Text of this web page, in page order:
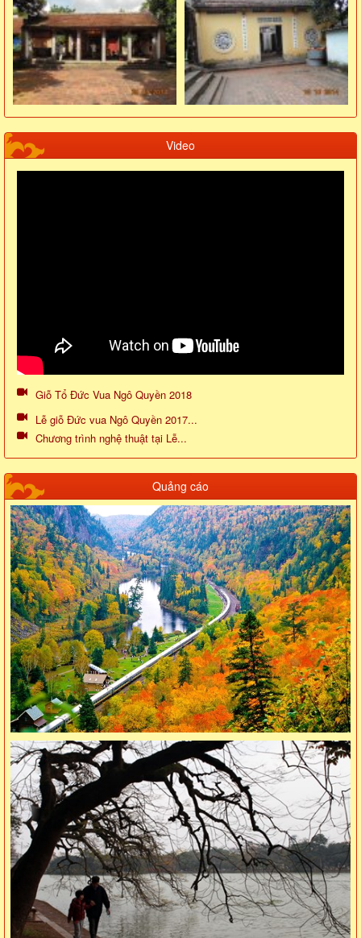
Video
Giỗ Tổ Đức Vua Ngô Quyền 2018
Lễ giỗ Đức vua Ngô Quyền 2017...
Chương trình nghệ thuật tại Lễ...
Quảng cáo